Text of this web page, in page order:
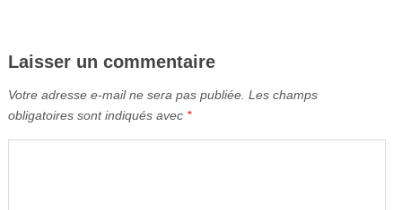
Laisser un commentaire
Votre adresse e-mail ne sera pas publiée. Les champs
obligatoires sont indiqués avec *